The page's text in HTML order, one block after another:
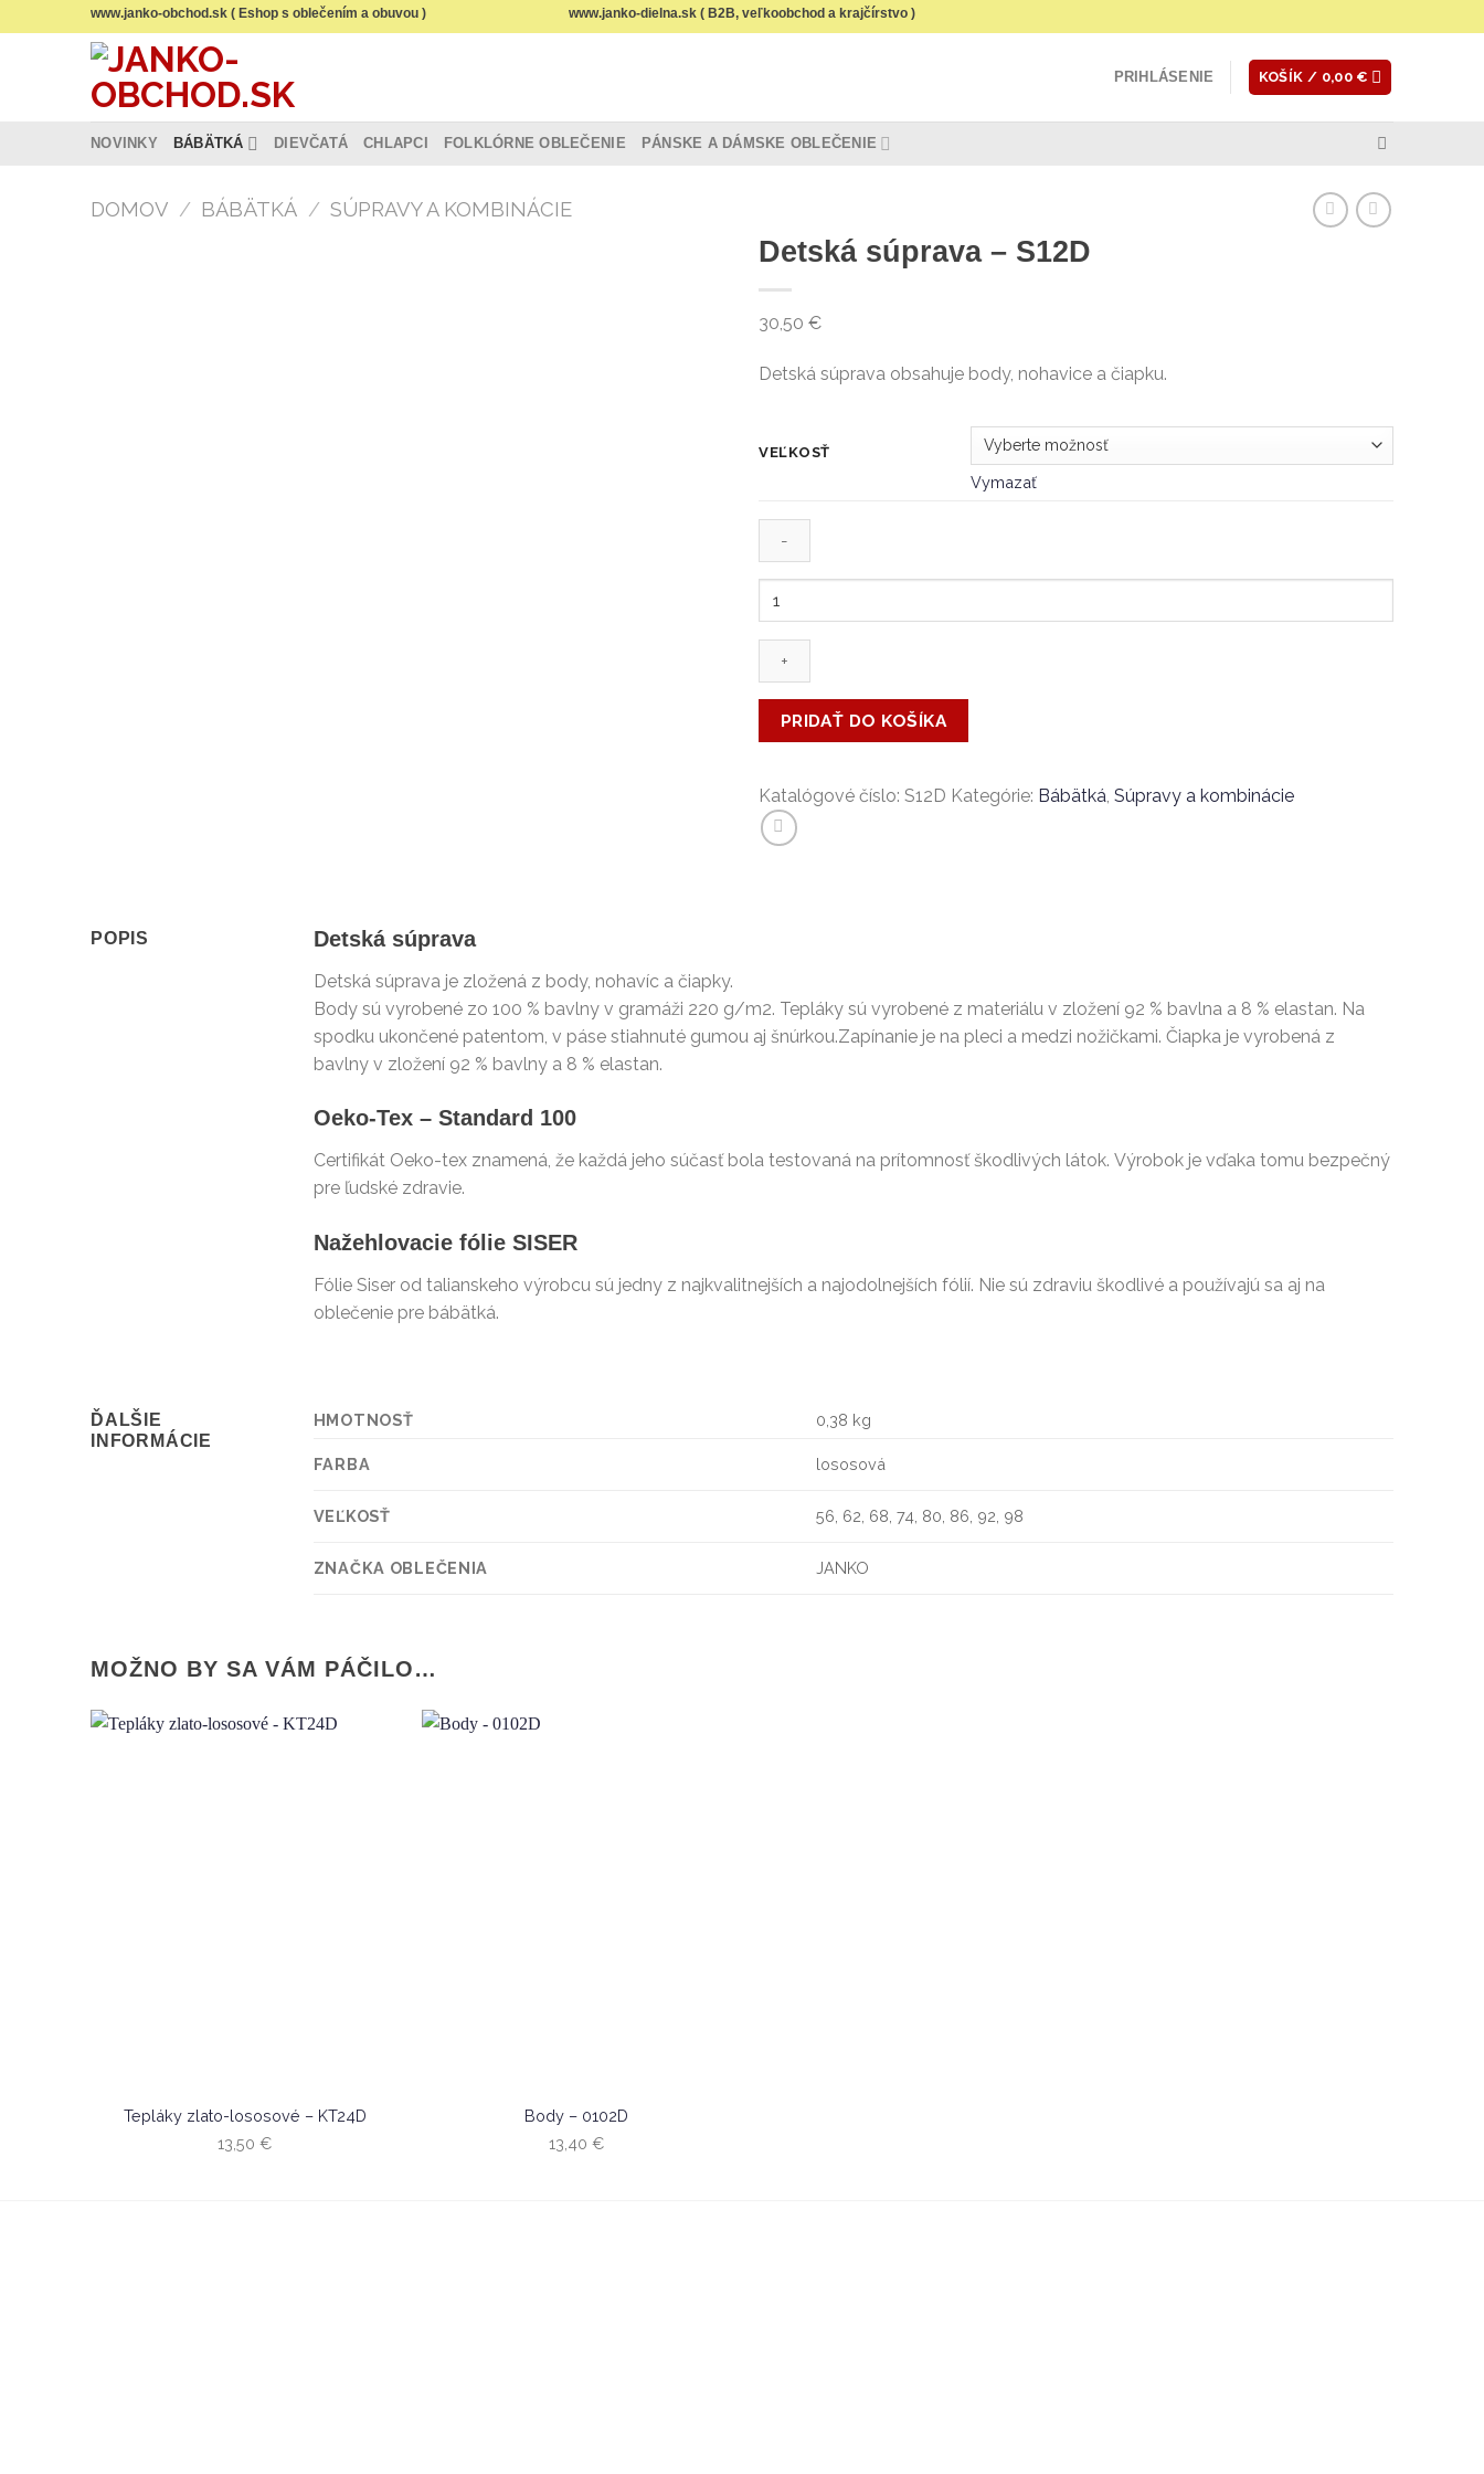
to
www.janko-obchod.sk ( Eshop s oblečením a obuvou ) www.janko-dielna.sk ( B2B, veľkoobchod a krajčírstvo )
PRIHLÁSENIE KOŠÍK / 0,00 €
NOVINKY BÁBÄTKÁ DIEVČATÁ CHLAPCI FOLKLÓRNE OBLEČENIE PÁNSKE A DÁMSKE OBLEČENIE
DOMOV / BÁBÄTKÁ / SÚPRAVY A KOMBINÁCIE
Detská súprava – S12D
30,50 €
Detská súprava obsahuje body, nohavice a čiapku.
VEĽKOSŤ
Vymazať
súprava
PRIDAŤ DO KOŠÍKA
Katalógové číslo: S12D Kategórie: Bábätká, Súpravy a kombinácie
POPIS Detská súprava
Detská súprava je zložená z body, nohavíc a čiapky.
Body sú vyrobené zo 100 % bavlny v gramáži 220 g/m2. Tepláky sú vyrobené z materiálu v zložení 92 % bavlna a 8 % elastan. Na
spodku ukončené patentom, v páse stiahnuté gumou aj šnúrkou.Zapínanie je na pleci a medzi nožičkami. Čiapka je vyrobená z
bavlny v zložení 92 % bavlny a 8 % elastan.
Oeko-Tex – Standard 100
Certifikát Oeko-tex znamená, že každá jeho súčasť bola testovaná na prítomnosť škodlivých látok. Výrobok je vďaka tomu bezpečný
pre ľudské zdravie.
Nažehlovacie fólie SISER
Fólie Siser od talianskeho výrobcu sú jedny z najkvalitnejších a najodolnejších fólií. Nie sú zdraviu škodlivé a používajú sa aj na
oblečenie pre bábätká.
ĎALŠIE
INFORMÁCIE
HMOTNOSŤ 0,38 kg
FARBA lososová
VEĽKOSŤ 56, 62, 68, 74, 80, 86, 92, 98
ZNAČKA OBLEČENIA JANKO
MOŽNO BY SA VÁM PÁČILO…
Tepláky zlato-lososové – KT24D
13,50 €
Body – 0102D
13,40 €